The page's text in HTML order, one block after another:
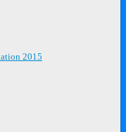
2015